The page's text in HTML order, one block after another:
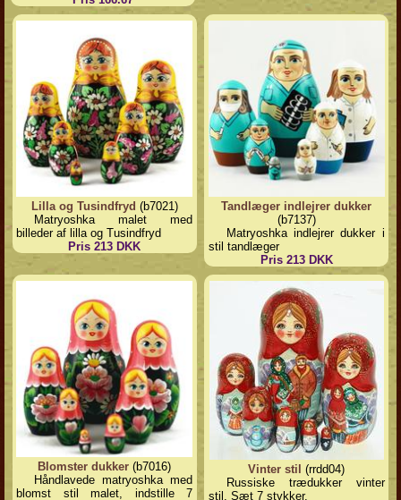
Lilla og Tusindfryd (b7021)
Matryoshka malet med
billeder af lilla og Tusindfryd
Pris 213 DKK
Tandlæger indlejrer dukker
(b7137)
Matryoshka indlejrer dukker i
stil tandlæger
Pris 213 DKK
Blomster dukker (b7016)
Håndlavede matryoshka med
blomst stil malet, indstille 7
Vinter stil (rrdd04)
Russiske trædukker vinter
stil. Sæt 7 stykker.